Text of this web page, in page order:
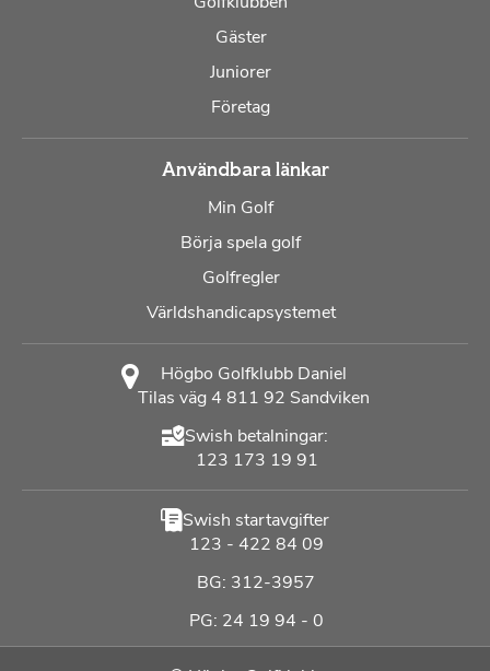
Gäster
Juniorer
Företag
Användbara länkar
Min Golf
Börja spela golf
Golfregler
Världshandicapsystemet
Högbo Golfklubb Daniel
Tilas väg 4 811 92 Sandviken
Swish betalningar:
123 173 19 91
Swish startavgifter
123 - 422 84 09
BG: 312-3957
PG: 24 19 94 - 0